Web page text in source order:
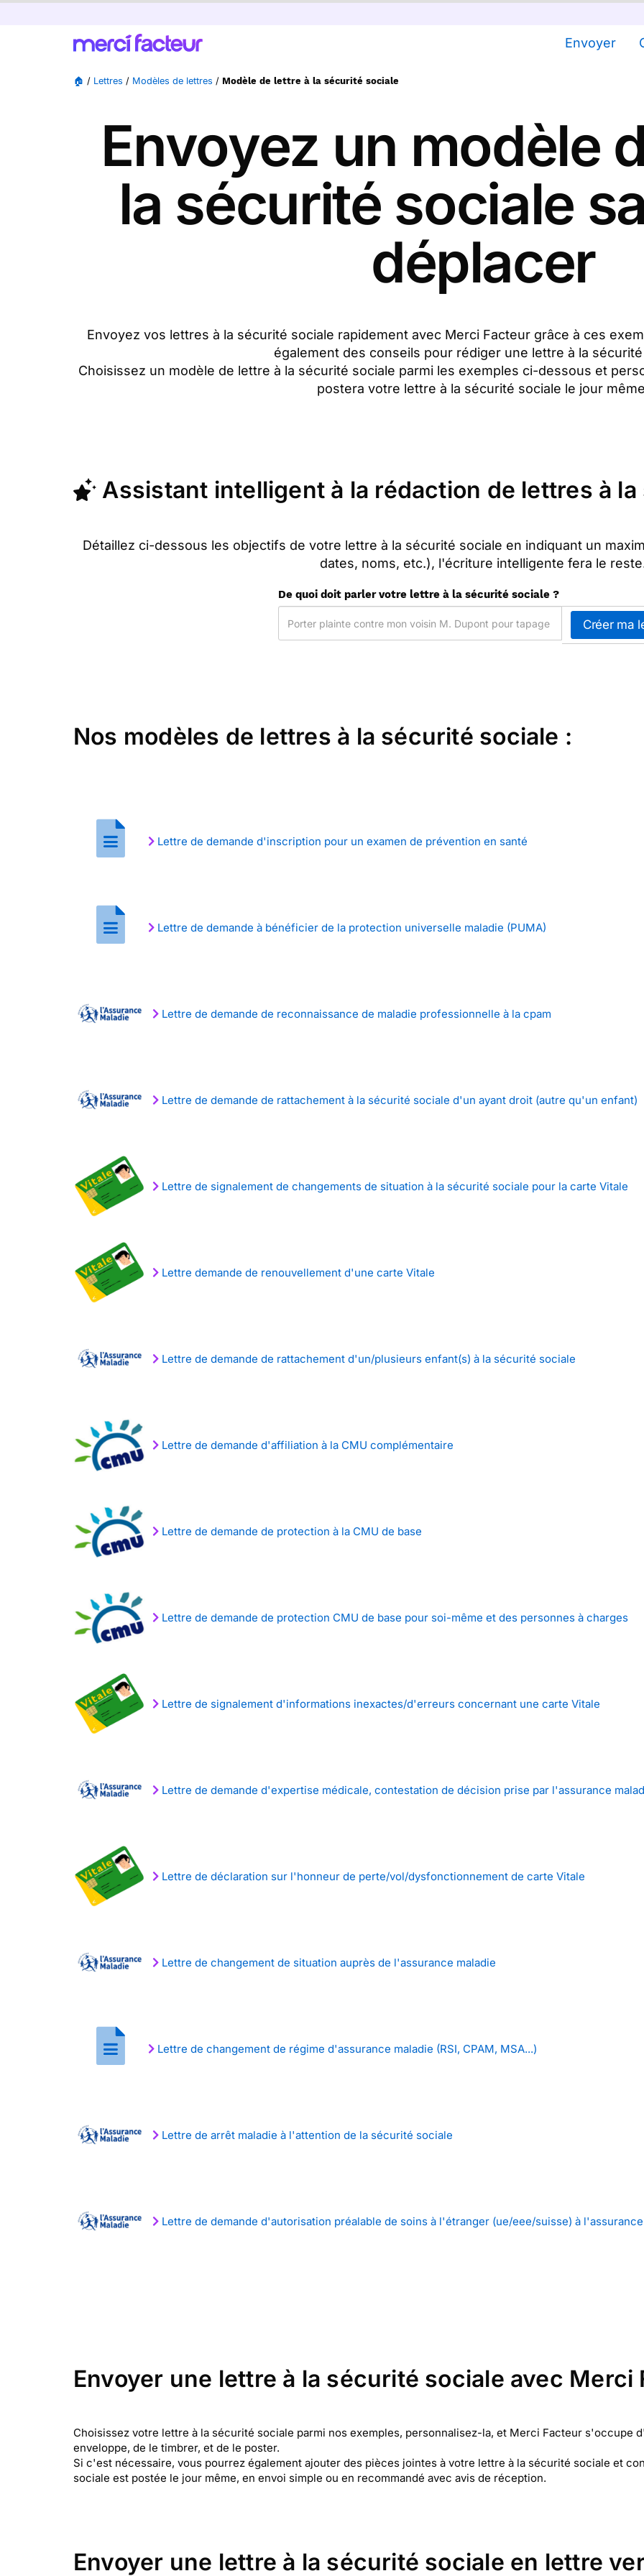
Envoyer
🏠 / Lettres / Modèles de lettres / Modèle de lettre à la sécurité sociale
Envoyez un modèle
la sécurité sociale
déplacer
Envoyez vos lettres à la sécurité sociale rapidement avec Merci Facteur grâce à ces
également des conseils pour rédiger une lettre à la
Choisissez un modèle de lettre à la sécurité sociale parmi les exemples ci-dessous et
postera votre lettre à la sécurité sociale le jour
Assistant intelligent à la rédaction de lettres à
Détaillez ci-dessous les objectifs de votre lettre à la sécurité sociale en indiquant un
dates, noms, etc.), l'écriture intelligente fera le
De quoi doit parler votre lettre à la sécurité sociale ?
Nos modèles de lettres à la sécurité sociale :
Lettre de demande d'inscription pour un examen de prévention en santé
Lettre de demande à bénéficier de la protection universelle maladie (PUMA)
Lettre de demande de reconnaissance de maladie professionnelle à la cpam
Lettre de demande de rattachement à la sécurité sociale d'un ayant droit (autre qu'un enfant)
Lettre de signalement de changements de situation à la sécurité sociale pour la carte Vitale
Lettre demande de renouvellement d'une carte Vitale
Lettre de demande de rattachement d'un/plusieurs enfant(s) à la sécurité sociale
Lettre de demande d'affiliation à la CMU complémentaire
Lettre de demande de protection à la CMU de base
Lettre de demande de protection CMU de base pour soi-même et des personnes à charges
Lettre de signalement d'informations inexactes/d'erreurs concernant une carte Vitale
Lettre de demande d'expertise médicale, contestation de décision prise par l'assurance
Lettre de déclaration sur l'honneur de perte/vol/dysfonctionnement de carte Vitale
Lettre de changement de situation auprès de l'assurance maladie
Lettre de changement de régime d'assurance maladie (RSI, CPAM, MSA...)
Lettre de arrêt maladie à l'attention de la sécurité sociale
Lettre de demande d'autorisation préalable de soins à l'étranger (ue/eee/suisse) à
Envoyer une lettre à la sécurité sociale avec Merci
Choisissez votre lettre à la sécurité sociale parmi nos exemples, personnalisez-la, et Merci Facteur s'occupe
enveloppe, de le timbrer, et de le poster.
Si c'est nécessaire, vous pourrez également ajouter des pièces jointes à votre lettre à la sécurité sociale et
sociale est postée le jour même, en envoi simple ou en recommandé avec avis de réception.
Envoyer une lettre à la sécurité sociale en lettre